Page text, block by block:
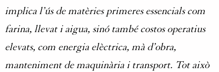
implica l’ús de matèries primeres essencials com
farina, llevat i aigua, sinó també costos operatius
elevats, com energia elèctrica, mà d’obra,
manteniment de maquinària i transport. Tot això